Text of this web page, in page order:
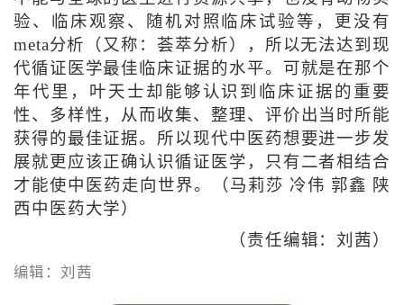
验、临床观察、随机对照临床试验等，更没有
meta分析（又称：荟萃分析），所以无法达到现
代循证医学最佳临床证据的水平。可就是在那个
年代里，叶天士却能够认识到临床证据的重要
性、多样性，从而收集、整理、评价出当时所能
获得的最佳证据。所以现代中医药想要进一步发
展就更应该正确认识循证医学，只有二者相结合
才能使中医药走向世界。（马莉莎 冷伟 郭鑫 陕
西中医药大学）
（责任编辑：刘茜）
编辑：刘茜